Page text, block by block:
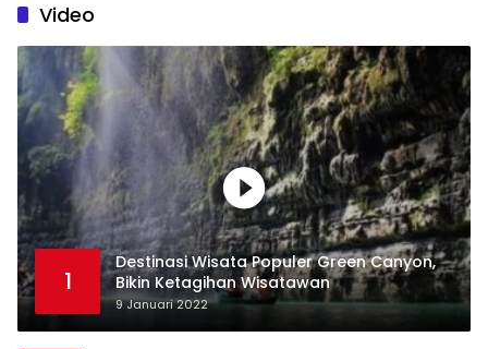
Video
1
Destinasi Wisata Populer Green Canyon,
Bikin Ketagihan Wisatawan
9 Januari 2022